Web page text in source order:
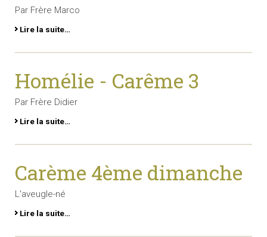
Par Frère Marco
Lire la suite…
Homélie - Carême 3
Par Frère Didier
Lire la suite…
Carème 4ème dimanche
L'aveugle-né
Lire la suite…